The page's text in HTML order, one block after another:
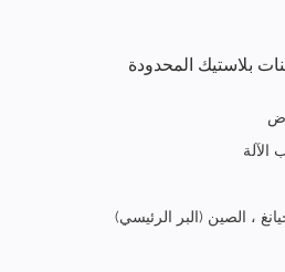
بلاستيك المحدودة
الآلة
، الصين (البر الرئيسي)